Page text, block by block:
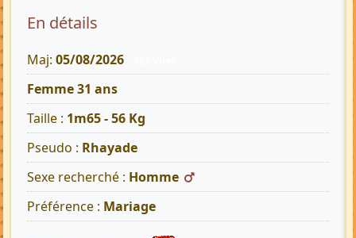
En détails
Maj: 05/08/2026
Femme 31 ans
Taille : 1m65 - 56 Kg
Pseudo : Rhayade
Sexe recherché : Homme
Préférence : Mariage